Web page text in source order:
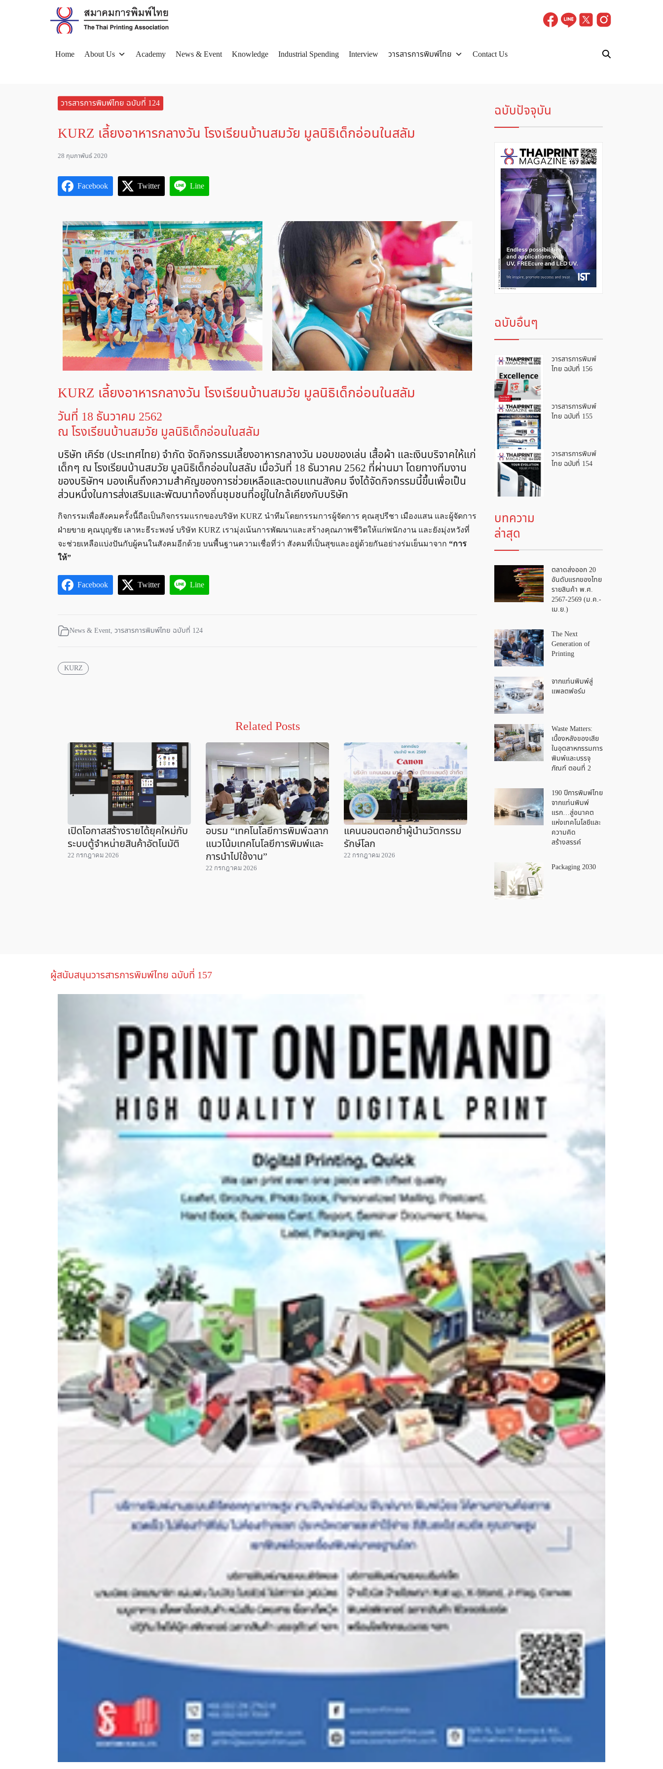
Home About Us Academy News & Event Knowledge Industrial Spending Interview วารสารการพิมพ์ไทย
Contact Us
วารสารการพิมพ์ไทย ฉบับที่ 124
KURZ เลี้ยงอาหารกลางวัน โรงเรียนบ้านสมวัย มูลนิธิเด็กอ่อนในสลัม
28 กุมภาพันธ์ 2020
Facebook Twitter Line
KURZ เลี้ยงอาหารกลางวัน โรงเรียนบ้านสมวัย มูลนิธิเด็กอ่อนในสลัม
วันที่ 18 ธันวาคม 2562
ณ โรงเรียนบ้านสมวัย มูลนิธิเด็กอ่อนในสลัม
บริษัท เคิร์ซ (ประเทศไทย) จำกัด จัดกิจกรรมเลี้ยงอาหารกลางวัน มอบของเล่น เสื้อผ้า และเงินบริจาคให้แก่
เด็กๆ ณ โรงเรียนบ้านสมวัย มูลนิธิเด็กอ่อนในสลัม เมื่อวันที่ 18 ธันวาคม 2562 ที่ผ่านมา โดยทางทีมงาน
ของบริษัทฯ มองเห็นถึงความสำคัญของการช่วยเหลือและตอบแทนสังคม จึงได้จัดกิจกรรมนี้ขึ้นเพื่อเป็น
ส่วนหนึ่งในการส่งเสริมและพัฒนาท้องถิ่นชุมชนที่อยู่ในใกล้เคียงกับบริษัท
กิจกรรมเพื่อสังคมครั้งนี้ถือเป็นกิจกรรมแรกของบริษัท KURZ นำทีมโดยกรรมการผู้จัดการ คุณสุปรีชา เมืองแสน และผู้จัดการ
ฝ่ายขาย คุณบุญชัย เลาหะธีระพงษ์ บริษัท KURZ เรามุ่งเน้นการพัฒนาและสร้างคุณภาพชีวิตให้แก่พนักงาน และยังมุ่งหวังที่
จะช่วยเหลือแบ่งปันกับผู้คนในสังคมอีกด้วย บนพื้นฐานความเชื่อที่ว่า สังคมที่เป็นสุขและอยู่ด้วยกันอย่างร่มเย็นมาจาก “การ
ให้”
Facebook Twitter Line
News & Event, วารสารการพิมพ์ไทย ฉบับที่ 124
KURZ
Related Posts
เปิดโอกาสสร้างรายได้ยุคใหม่กับ
ระบบตู้จำหน่ายสินค้าอัตโนมัติ
22 กรกฎาคม 2026
อบรม “เทคโนโลยีการพิมพ์ฉลาก
แนวโน้มเทคโนโลยีการพิมพ์และ
การนำไปใช้งาน”
22 กรกฎาคม 2026
แคนนอนตอกย้ำผู้นำนวัตกรรม
รักษ์โลก
22 กรกฎาคม 2026
ฉบับปัจจุบัน
ฉบับอื่นๆ
วารสารการพิมพ์
ไทย ฉบับที่ 156
วารสารการพิมพ์
ไทย ฉบับที่ 155
วารสารการพิมพ์
ไทย ฉบับที่ 154
บทความ
ล่าสุด
ตลาดส่งออก 20
อันดับแรกของไทย
รายสินค้า พ.ศ.
2567-2569 (ม.ค.-
เม.ย.)
The Next
Generation of
Printing
จากแท่นพิมพ์สู่
แพลตฟอร์ม
Waste Matters:
เบื้องหลังของเสีย
ในอุตสาหกรรมการ
พิมพ์และบรรจุ
ภัณฑ์ ตอนที่ 2
190 ปีการพิมพ์ไทย
จากแท่นพิมพ์
แรก…สู่อนาคต
แห่งเทคโนโลยีและ
ความคิด
สร้างสรรค์
Packaging 2030
ผู้สนับสนุนวารสารการพิมพ์ไทย ฉบับที่ 157